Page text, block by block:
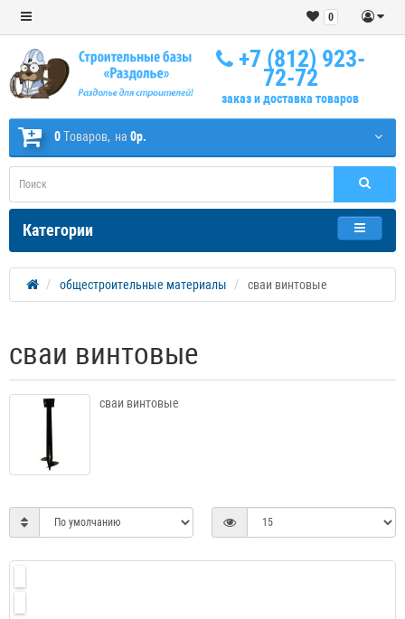
0
+7 (812) 923-
72-72
заказ и доставка товаров
0Tоваров, на 0р.
Категории
общестроительные материалы сваи винтовые
сваи винтовые
сваи винтовые